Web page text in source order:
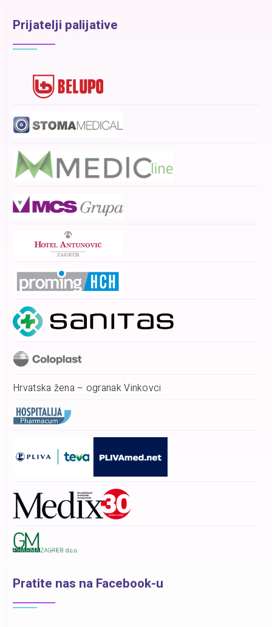
Prijatelji palijative
Hrvatska žena – ogranak Vinkovci
Pratite nas na Facebook-u